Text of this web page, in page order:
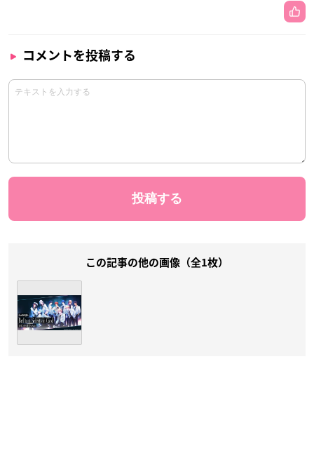
コメントを投稿する
この記事の他の画像（全1枚）